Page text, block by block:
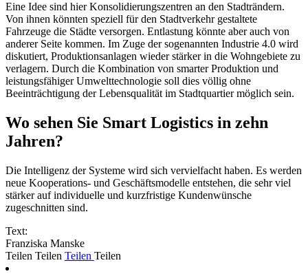
Eine Idee sind hier Konsolidierungszentren an den Stadträndern.
Von ihnen könnten speziell für den Stadtverkehr gestaltete
Fahrzeuge die Städte versorgen. Entlastung könnte aber auch von
anderer Seite kommen. Im Zuge der sogenannten Industrie 4.0 wird
diskutiert, Produktionsanlagen wieder stärker in die Wohngebiete zu
verlagern. Durch die Kombination von smarter Produktion und
leistungsfähiger Umwelttechnologie soll dies völlig ohne
Beeinträchtigung der Lebensqualität im Stadtquartier möglich sein.
Wo sehen Sie Smart Logistics in zehn
Jahren?
Die Intelligenz der Systeme wird sich vervielfacht haben. Es werden
neue Kooperations- und Geschäftsmodelle entstehen, die sehr viel
stärker auf individuelle und kurzfristige Kundenwünsche
zugeschnitten sind.
Text:
Franziska Manske
Teilen Teilen Teilen Teilen